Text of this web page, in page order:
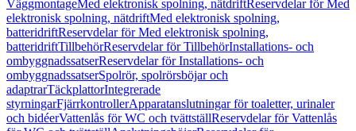
VäggmontageMed elektronisk spolning, nätdriftReservdelar för Med
elektronisk spolning, nätdriftMed elektronisk spolning,
batteridriftReservdelar för Med elektronisk spolning,
batteridriftTillbehörReservdelar för TillbehörInstallations- och
ombyggnadssatserReservdelar för Installations- och
ombyggnadssatserSpolrör, spolrörsböjar och
adaptrarTäckplattorIntegrerade
styrningarFjärrkontrollerApparatanslutningar för toaletter, urinaler
och bidéerVattenlås för WC och tvättställReservdelar för Vattenlås